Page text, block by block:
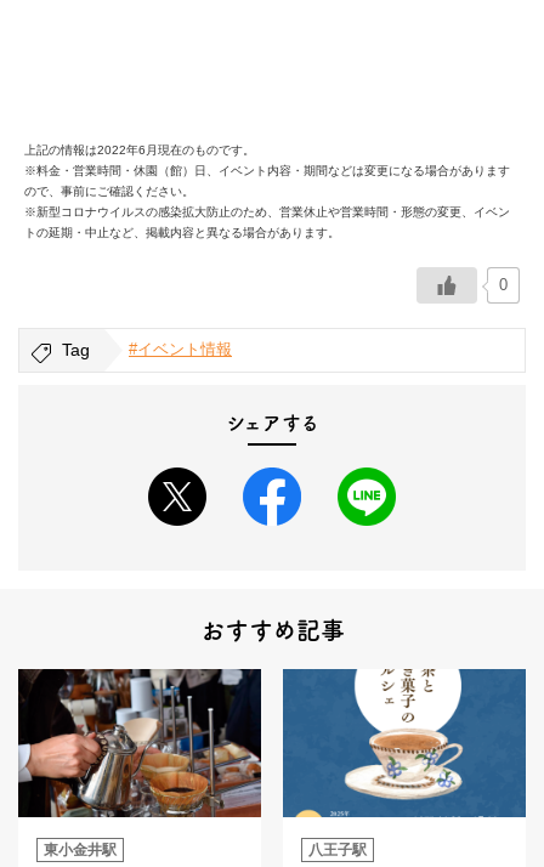
上記の情報は2022年6月現在のものです。
※料金・営業時間・休園（館）日、イベント内容・期間などは変更になる場合があります
ので、事前にご確認ください。
※新型コロナウイルスの感染拡大防止のため、営業休止や営業時間・形態の変更、イベン
トの延期・中止など、掲載内容と異なる場合があります。
0
Tag #イベント情報
シェアする
おすすめ記事
東小金井駅 八王子駅